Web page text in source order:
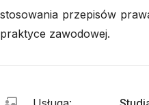
stosowania przepisów
praktyce zawodowej.